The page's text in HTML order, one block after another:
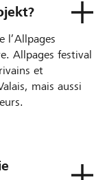
l’Allpages
Allpages festival
et
mais aussi